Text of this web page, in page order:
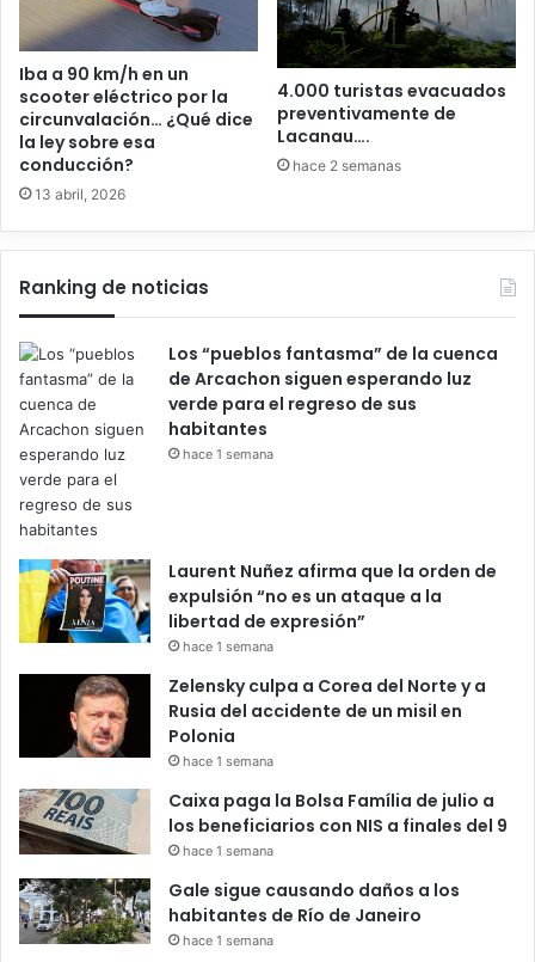
Iba a 90 km/h en un
scooter eléctrico por la
circunvalación… ¿Qué dice
la ley sobre esa
conducción?
13 abril, 2026
4.000 turistas evacuados
preventivamente de
Lacanau….
hace 2 semanas
Ranking de noticias
Los “pueblos fantasma” de la cuenca
de Arcachon siguen esperando luz
verde para el regreso de sus
habitantes
hace 1 semana
Laurent Nuñez afirma que la orden de
expulsión “no es un ataque a la
libertad de expresión”
hace 1 semana
Zelensky culpa a Corea del Norte y a
Rusia del accidente de un misil en
Polonia
hace 1 semana
Caixa paga la Bolsa Família de julio a
los beneficiarios con NIS a finales del 9
hace 1 semana
Gale sigue causando daños a los
habitantes de Río de Janeiro
hace 1 semana